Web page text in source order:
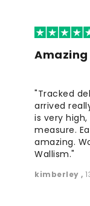
"Tracked
arrived
is very
measure.
amazing.
Wallism."
kimberley,